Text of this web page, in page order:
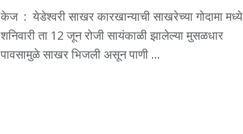
केज : येडेश्वरी साखर कारखान्याची साखरेच्या गोदामा मध्ये
शनिवारी ता 12 जून रोजी सायंकाळी झालेल्या मुसळधार
पावसामुळे साखर भिजली असून पाणी ...